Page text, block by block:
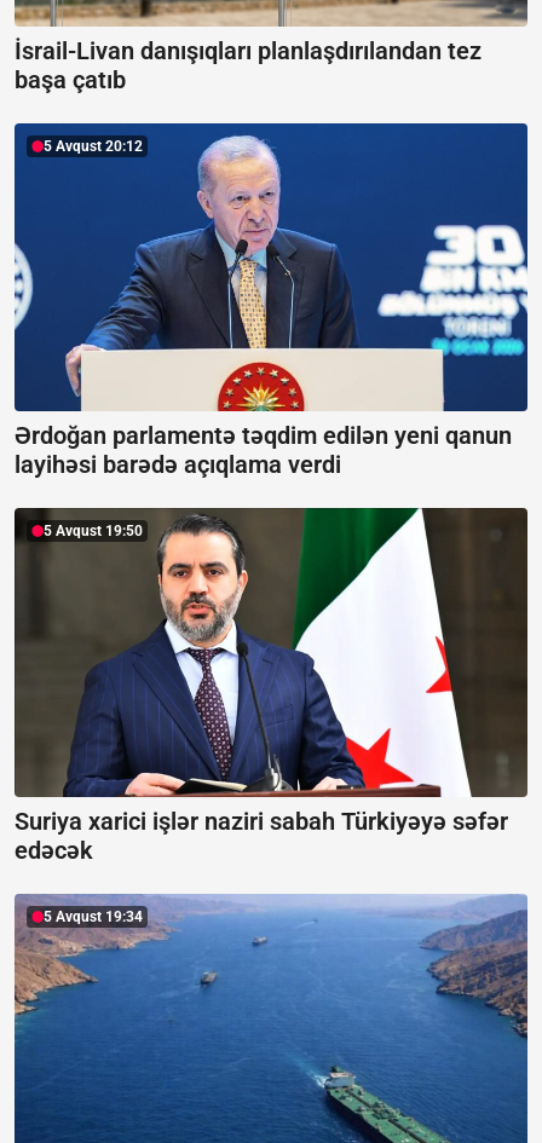
İsrail-Livan danışıqları planlaşdırılandan tez
başa çatıb
5 Avqust 20:12
Ərdoğan parlamentə təqdim edilən yeni qanun
layihəsi barədə açıqlama verdi
5 Avqust 19:50
Suriya xarici işlər naziri sabah Türkiyəyə səfər
edəcək
5 Avqust 19:34